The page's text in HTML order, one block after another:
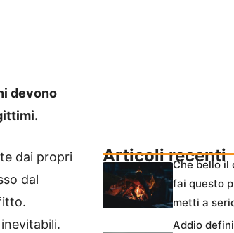
devono
dai propri
dal
Articoli recenti
Che bello il
fai questo
metti a
Addio